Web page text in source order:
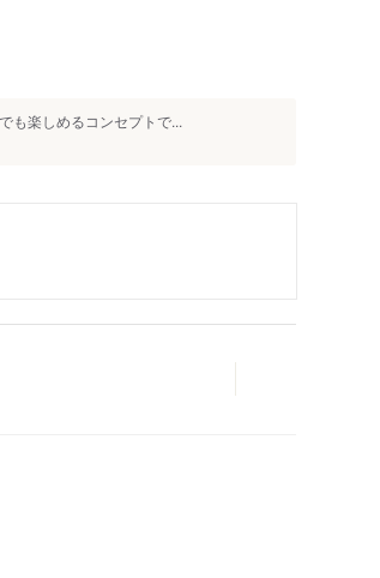
も楽しめるコンセプトで...